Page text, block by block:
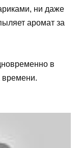
ни даже
аромат за
в
времени.